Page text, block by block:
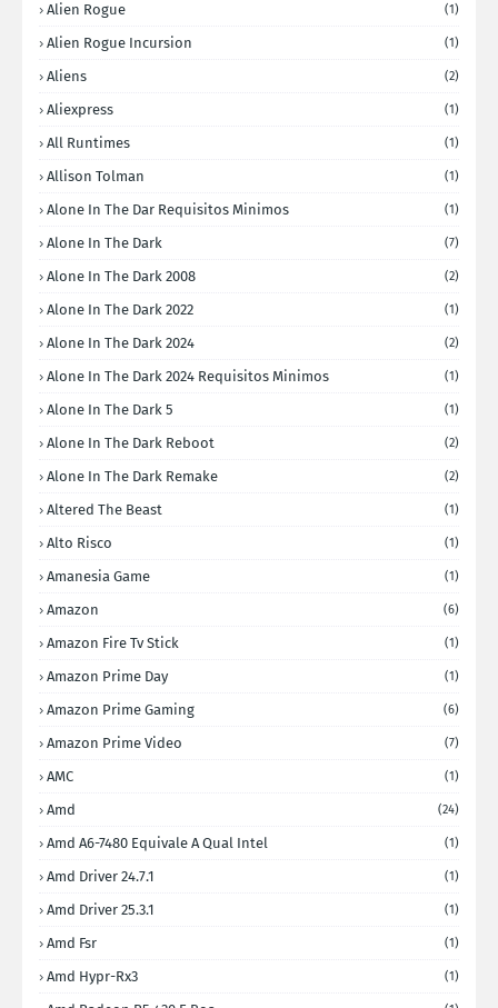
Alien Rogue (1)
Alien Rogue Incursion (1)
Aliens (2)
Aliexpress (1)
All Runtimes (1)
Allison Tolman (1)
Alone In The Dar Requisitos Minimos (1)
Alone In The Dark (7)
Alone In The Dark 2008 (2)
Alone In The Dark 2022 (1)
Alone In The Dark 2024 (2)
Alone In The Dark 2024 Requisitos Minimos (1)
Alone In The Dark 5 (1)
Alone In The Dark Reboot (2)
Alone In The Dark Remake (2)
Altered The Beast (1)
Alto Risco (1)
Amanesia Game (1)
Amazon (6)
Amazon Fire Tv Stick (1)
Amazon Prime Day (1)
Amazon Prime Gaming (6)
Amazon Prime Video (7)
AMC (1)
Amd (24)
Amd A6-7480 Equivale A Qual Intel (1)
Amd Driver 24.7.1 (1)
Amd Driver 25.3.1 (1)
Amd Fsr (1)
Amd Hypr-Rx3 (1)